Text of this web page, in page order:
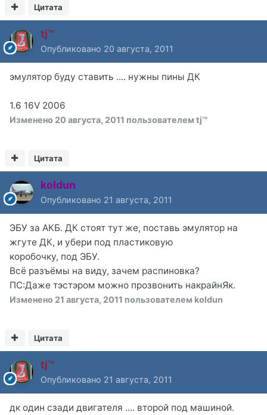
Цитата
tj™
Опубликовано 20 августа, 2011
эмулятор буду ставить .... нужны пины ДК
1.6 16V 2006
Изменено 20 августа, 2011 пользователем tj™
Цитата
koldun
Опубликовано 21 августа, 2011
ЭБУ за АКБ. ДК стоят тут же, поставь эмулятор на
жгуте ДК, и убери под пластиковую
коробочку, под ЭБУ.
Всё разъёмы на виду, зачем распиновка?
ПС:Даже тэстэром можно прозвонить накрайнЯк.
Изменено 21 августа, 2011 пользователем koldun
Цитата
tj™
Опубликовано 21 августа, 2011
дк один сзади двигателя .... второй под машиной.